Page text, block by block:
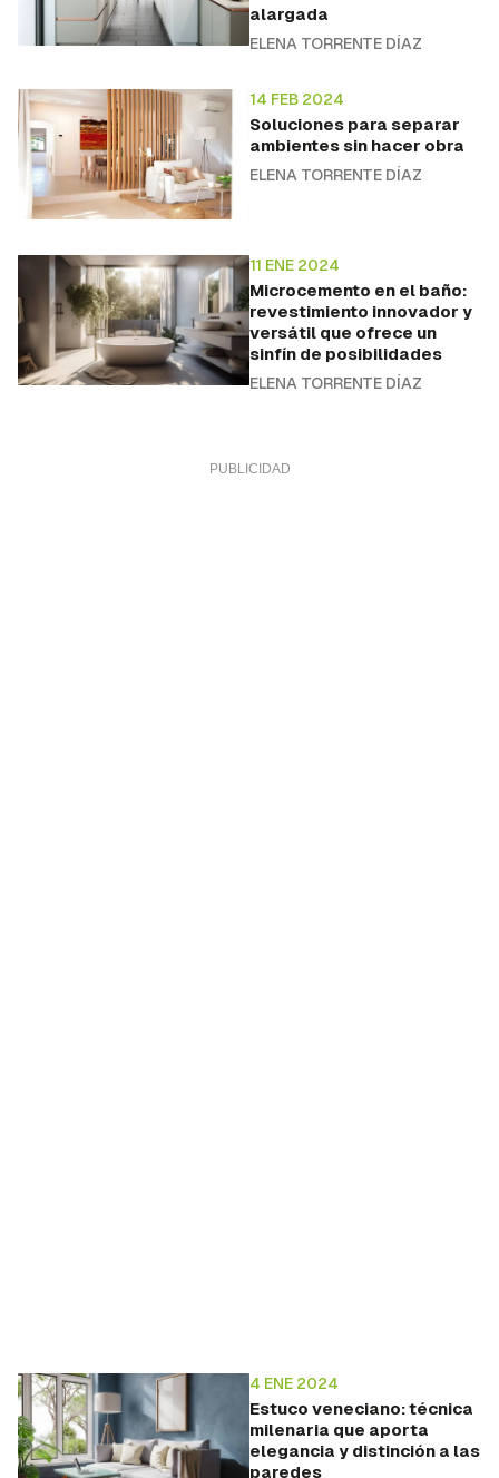
alargada
ELENA TORRENTE DÍAZ
14 FEB 2024
Soluciones para separar
ambientes sin hacer obra
ELENA TORRENTE DÍAZ
11 ENE 2024
Microcemento en el baño:
revestimiento innovador y
versátil que ofrece un
sinfín de posibilidades
ELENA TORRENTE DÍAZ
4 ENE 2024
Estuco veneciano: técnica
milenaria que aporta
elegancia y distinción a las
paredes